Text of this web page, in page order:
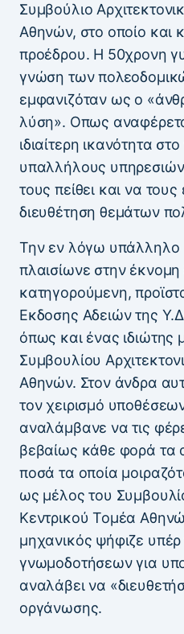
Συμβούλιο
Αθηνών, στο οποίο και
προέδρου. Η 50χρονη
γνώση των
εμφανιζόταν ως ο
λύση». Οπως
ιδιαίτερη ικανότητα
υπαλλήλους
τους πείθει και να τους
διευθέτηση θεμάτων
Την εν λόγω υπάλληλο
πλαισίωνε στην
κατηγορούμενη,
Εκδοσης Αδειών της
όπως και ένας ιδιώτης
Συμβουλίου
Αθηνών. Στον άνδρα
τον χειρισμό
αναλάμβανε να τις
βεβαίως κάθε φορά τα
ποσά τα οποία
ως μέλος του
Κεντρικού Τομέα
μηχανικός ψήφιζε
γνωμοδοτήσεων για
αναλάβει να
οργάνωσης.